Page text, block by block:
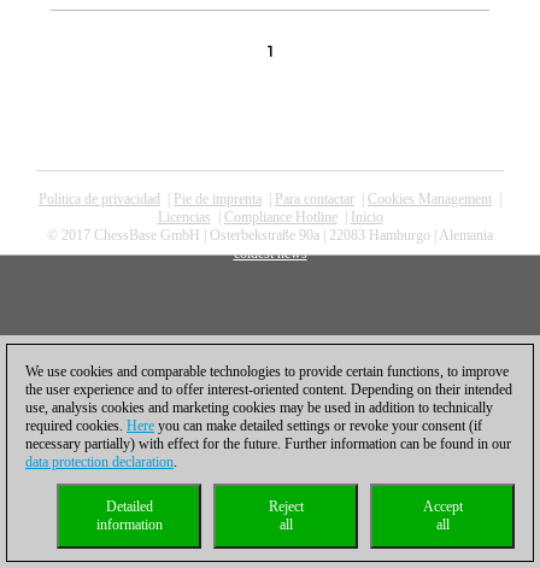
1
Política de privacidad Pie de imprenta Para contactar Cookies Management
Licencias
Compliance Hotline|
Inicio
© 2017 ChessBase GmbH | Osterbekstraße 90a | 22083 Hamburgo | Alemania
coldest news
We use cookies and comparable technologies to provide certain functions, to improve
the user experience and to offer interest-oriented content. Depending on their intended
use, analysis cookies and marketing cookies may be used in addition to technically
required cookies. Here you can make detailed settings or revoke your consent (if
necessary partially) with effect for the future. Further information can be found in our
data protection declaration.
Accept
all
Reject
all
Detailed
information